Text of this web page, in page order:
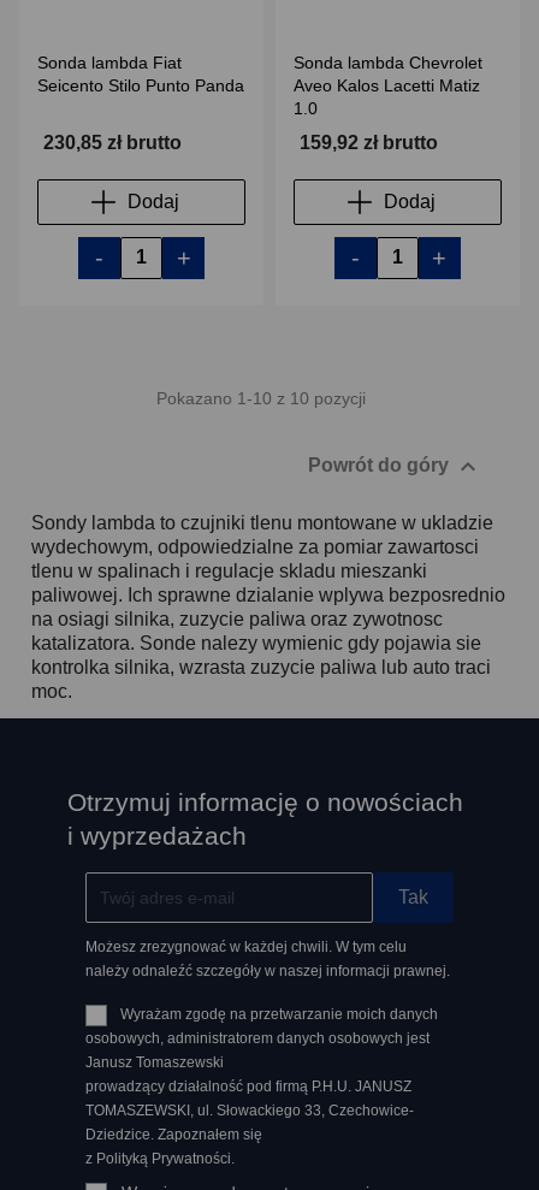
Sonda lambda Fiat
Seicento Stilo Punto Panda
230,85 zł brutto
Dodaj
- +
Sonda lambda Chevrolet
Aveo Kalos Lacetti Matiz
1.0
159,92 zł brutto
Dodaj
- +
Pokazano 1-10 z 10 pozycji
Powrót do góry 
Sondy lambda to czujniki tlenu montowane w ukladzie
wydechowym, odpowiedzialne za pomiar zawartosci
tlenu w spalinach i regulacje skladu mieszanki
paliwowej. Ich sprawne dzialanie wplywa bezposrednio
na osiagi silnika, zuzycie paliwa oraz zywotnosc
katalizatora. Sonde nalezy wymienic gdy pojawia sie
kontrolka silnika, wzrasta zuzycie paliwa lub auto traci
moc.
Otrzymuj informację o nowościach
i wyprzedażach
Możesz zrezygnować w każdej chwili. W tym celu
należy odnaleźć szczegóły w naszej informacji prawnej.
Wyrażam zgodę na przetwarzanie moich danych
osobowych, administratorem danych osobowych jest
Janusz Tomaszewski
prowadzący działalność pod firmą P.H.U. JANUSZ
TOMASZEWSKI, ul. Słowackiego 33, Czechowice-
Dziedzice. Zapoznałem się
z Polityką Prywatności.